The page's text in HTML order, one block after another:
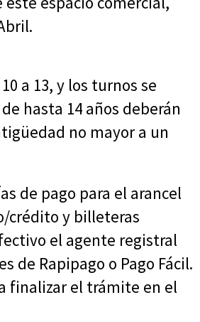
a 13, y los turnos se
hasta 14 años deberán
no mayor a un
de pago para el arancel
crédito y billeteras
el agente registral
de Rapipago o Pago Fácil.
finalizar el trámite en el